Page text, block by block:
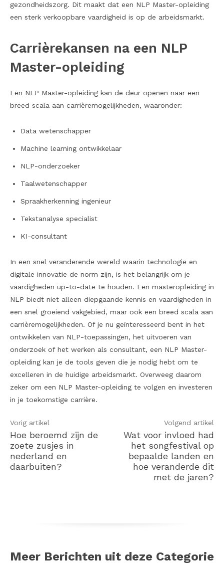
gezondheidszorg. Dit maakt dat een NLP Master-opleiding
een sterk verkoopbare vaardigheid is op de arbeidsmarkt.
Carrièrekansen na een NLP
Master-opleiding
Een NLP Master-opleiding kan de deur openen naar een
breed scala aan carrièremogelijkheden, waaronder:
Data wetenschapper
Machine learning ontwikkelaar
NLP-onderzoeker
Taalwetenschapper
Spraakherkenning ingenieur
Tekstanalyse specialist
KI-consultant
In een snel veranderende wereld waarin technologie en
digitale innovatie de norm zijn, is het belangrijk om je
vaardigheden up-to-date te houden. Een masteropleiding in
NLP biedt niet alleen diepgaande kennis en vaardigheden in
een snel groeiend vakgebied, maar ook een breed scala aan
carrièremogelijkheden. Of je nu geïnteresseerd bent in het
ontwikkelen van NLP-toepassingen, het uitvoeren van
onderzoek of het werken als consultant, een NLP Master-
opleiding kan je de tools geven die je nodig hebt om te
excelleren in de huidige arbeidsmarkt. Overweeg daarom
zeker om een NLP Master-opleiding te volgen en investeren
in je toekomstige carrière.
Vorig artikel
Hoe beroemd zijn de
zoete zusjes in
nederland en
daarbuiten?
Volgend artikel
Wat voor invloed had
het songfestival op
bepaalde landen en
hoe veranderde dit
met de jaren?
Meer Berichten uit deze Categorie